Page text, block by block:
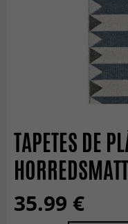
TAPETES DE
35.99 €